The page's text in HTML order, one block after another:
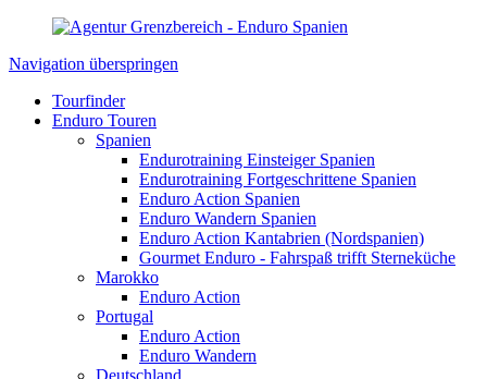
Navigation überspringen
Tourfinder
Enduro Touren
Spanien
Endurotraining Einsteiger Spanien
Endurotraining Fortgeschrittene Spanien
Enduro Action Spanien
Enduro Wandern Spanien
Enduro Action Kantabrien (Nordspanien)
Gourmet Enduro - Fahrspaß trifft Sterneküche
Marokko
Enduro Action
Portugal
Enduro Action
Enduro Wandern
Deutschland